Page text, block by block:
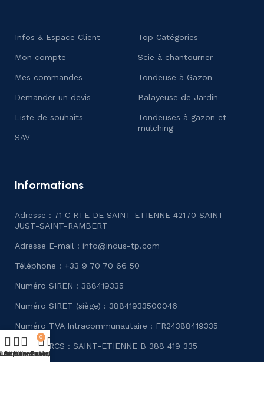
Infos & Espace Client
Mon compte
Mes commandes
Demander un devis
Liste de souhaits
SAV
Top Catégories
Scie à chantourner
Tondeuse à Gazon
Balayeuse de Jardin
Tondeuses à gazon et
mulching
Informations
Adresse : 71 C RTE DE SAINT ETIENNE 42170 SAINT-
JUST-SAINT-RAMBERT
Adresse E-mail : info@indus-tp.com
Téléphone : +33 9 70 70 66 50
Numéro SIREN : 388419335
Numéro SIRET (siège) : 38841933500046
Numéro TVA Intracommunautaire : FR24388419335
Numéro RCS : SAINT-ETIENNE B 388 419 335
filtres
Liste de souhaits
0
Panier
Se connecter/S'enregistrer